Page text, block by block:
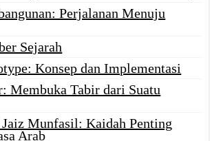
Perjalanan Menuju
Sejarah
Konsep dan Implementasi
Membuka Tabir dari Suatu
Munfasil: Kaidah Penting
Arab